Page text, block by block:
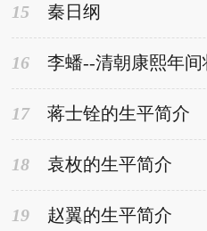
15 秦日纲
16 李蟠--清朝康熙年间
17 蒋士铨的生平简介
18 袁枚的生平简介
19 赵翼的生平简介